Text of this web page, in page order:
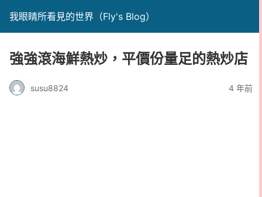
我眼睛所看見的世界（Fly's Blog）
強強滾海鮮熱炒，平價份量足的熱炒店
susu8824 4 年前